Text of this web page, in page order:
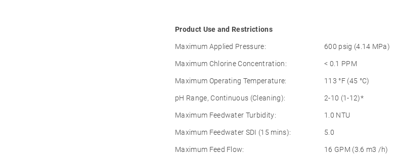
Product Use and Restrictions
Maximum Applied Pressure: 600 psig (4.14 MPa)
Maximum Chlorine Concentration: < 0.1 PPM
Maximum Operating Temperature: 113 °F (45 °C)
pH Range, Continuous (Cleaning): 2-10 (1-12)*
Maximum Feedwater Turbidity: 1.0 NTU
Maximum Feedwater SDI (15 mins): 5.0
Maximum Feed Flow: 16 GPM (3.6 m3 /h)